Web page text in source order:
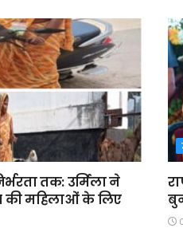
तक: उर्मिला ने
की महिलाओं के लिए